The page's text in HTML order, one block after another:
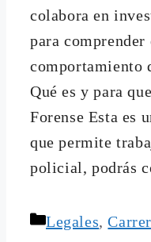
colabora en
para
comportamiento
Qué es y para
Forense Esta es
que permite
policial, podrás
Categorías
Legales,